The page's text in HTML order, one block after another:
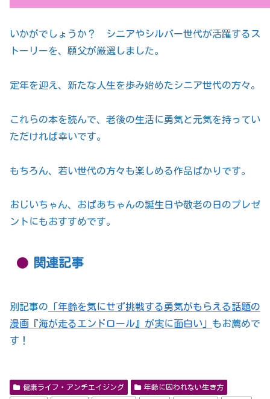
いかがでしょうか？ シニアやシルバー世代が活躍するス
トーリーを、願父が厳選しました。
定年を迎え、新たな人生を歩み始めたシニア世代の方々。
これらの本を読んで、老後の生活に勇気と元気を持ってい
ただければ幸いです。
もちろん、若い世代の方々も楽しめる作品ばかりです。
おじいちゃん、おばあちゃんの誕生日や敬老の日のプレゼ
ントにもおすすめです。
関連記事
別記事の 「年齢を気にせず挑戦する勇気がもらえる話題の
漫画『海が走るエンドロール』が実に面白い」 もお薦めで
す！
健康ライフ・アンチエイジング 年齢に囚われない生き方